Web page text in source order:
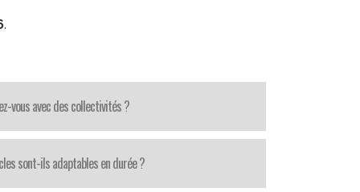
.
vous avec des collectivités ?
sont-ils adaptables en durée ?